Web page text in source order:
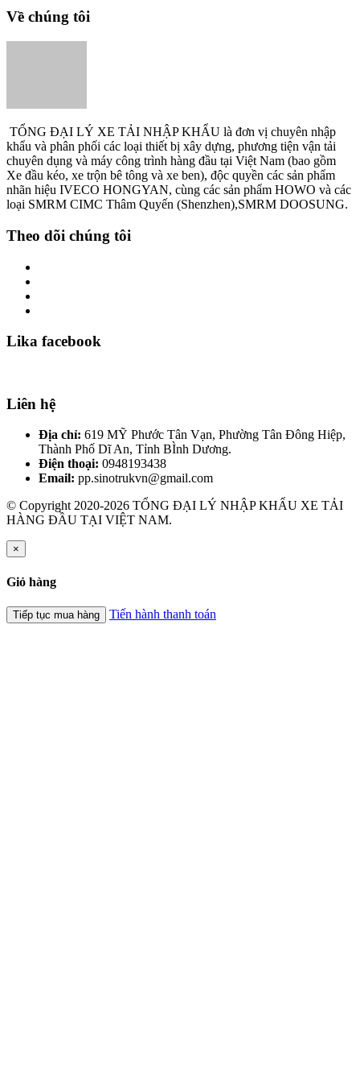
Về chúng tôi
TỔNG ĐẠI LÝ XE TẢI NHẬP KHẨU là đơn vị chuyên nhập
khẩu và phân phối các loại thiết bị xây dựng, phương tiện vận tải
chuyên dụng và máy công trình hàng đầu tại Việt Nam (bao gồm
Xe đầu kéo, xe trộn bê tông và xe ben), độc quyền các sản phẩm
nhãn hiệu IVECO HONGYAN, cùng các sản phẩm HOWO và các
loại SMRM CIMC Thâm Quyến (Shenzhen),SMRM DOOSUNG.
Theo dõi chúng tôi
Lika facebook
Liên hệ
Địa chỉ: 619 MỸ Phước Tân Vạn, Phường Tân Đông Hiệp,
Thành Phố Dĩ An, Tỉnh BÌnh Dương.
Điện thoại: 0948193438
Email: pp.sinotrukvn@gmail.com
© Copyright 2020-2026 TỔNG ĐẠI LÝ NHẬP KHẨU XE TẢI
HÀNG ĐẦU TẠI VIỆT NAM.
×
Giỏ hàng
Tiếp tục mua hàng Tiến hành thanh toán